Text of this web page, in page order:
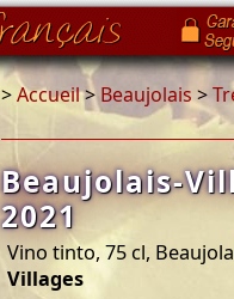
>Accueil>Beaujolais>
Beaujolais-
2021
Vino tinto, 75 cl,
Villages